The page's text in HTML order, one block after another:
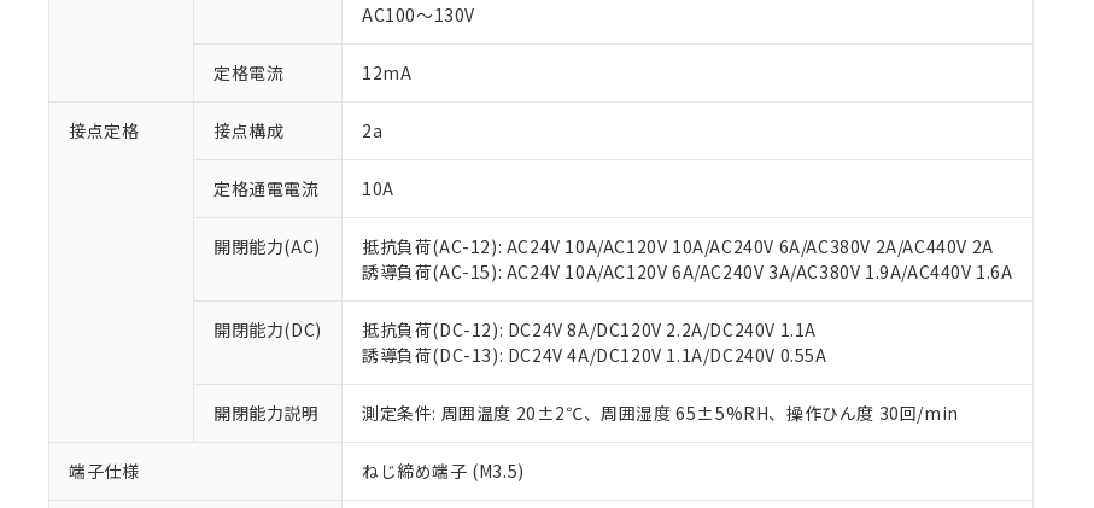
AC100～130V
定格電流 12mA
接点定格 接点構成 2a
定格通電電流 10A
開閉能力(AC)
抵抗負荷(AC-12): AC24V 10A/AC120V 10A/AC240V 6A/AC380V 2A/AC440V 2A
誘導負荷(AC-15): AC24V 10A/AC120V 6A/AC240V 3A/AC380V 1.9A/AC440V 1.6A
開閉能力(DC)
抵抗負荷(DC-12): DC24V 8A/DC120V 2.2A/DC240V 1.1A
誘導負荷(DC-13): DC24V 4A/DC120V 1.1A/DC240V 0.55A
開閉能力説明 測定条件: 周囲温度 20±2℃、周囲湿度 65±5%RH、操作ひん度 30回/min
端子仕様 ねじ締め端子 (M3.5)
以下の条件をお読みいただき、同意のうえご利用ください。
正式な納期状況および標準価格はお客様のお取引先、またはお客様担当のオムロン
当社販売員にご相談ください。
オムロン制御機器販売店や当社販売拠点は「販売ネットワーク
」をご確認くださ
在庫状況および標準価格結果を当社の事前の承諾なく第三者に漏洩または開示しな
す。
マイパーツ機能（部品リスト作成サービス）をご利用いただくには、I-Webメンバ
ている必要があります。
が、当社の製品・サービスに関するお客様との取引・商談に必要な範囲で利用する
さい。
※当社の共同利用者とは、
いる法人を指します。
があります。
*EU RoHS指令（10物質）：
六価クロム(Cr(Ⅵ)) 1000ppm以下、ポリ臭化ビフェニル類(PBB) 1000ppm以下、ポリ臭化ジフェニルエーテル類
但し、RoHS指令で産業用監視および制御機器に対する適用除外項目は除く。
フタル酸エステル類の４物質については閾値を超える意図的な使用がないことを確認しています。
※2 対応予定月
部品在庫の切り替え状況などにより、予定月が前後することがあります。
※3 非含有証明書ダウンロード
EU RoHS指令（10物質）の非含有証明書
「×」：最大均質材料含有率が中国RoHSの基準値を超えていることを示します。
「－」：未確認です。当社販売部門へお問い合わせください。
Pb(鉛) :1000ppm、 Hg(水銀) : 1000ppm、 Cd(カドミウム) : 100ppm、
DBP(フタル酸ジブチル) : 1000ppm、 DIBP(フタル酸ジイソブチル) : 1000ppm、 BBP(フタル酸ブチルベンジル) :
※2 環境保護使用期限
「ｅ」：有害物質（10物質）のすべてが基準値以下であることを示します。
「10」：通常の使用状況下において有害物質が外部に漏えいし、環境に深刻な影響を及ぼ
味します。
「－」：未確認です。当社販売部門へお問い合わせください。
う）を輸出または国外への提供する場合は、日本国政府の輸出許可(または役務取引
置等に一切使用いたしません。
当社は、貴社製品を第三者に販売する場合は、上記1、2および3の内容を当該第三者
また当社は、販売先および販売に係わる関係者が違法に輸出するおそれがある場合
たしません。
記
説明
△ 一定数には満たないが在庫あり
－
在庫なし(最新の在庫状況については、お客様のお取引先、またはお客様担当の
機器販売店・当社販売員にご確認ください)
空
白
受注生産機種、また在庫状況の情報を公開していない機種